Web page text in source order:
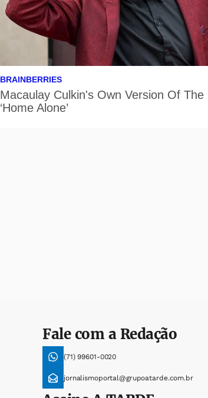
Fale com a Redação
(71) 99601-0020
jornalismoportal@grupoatarde.com.br